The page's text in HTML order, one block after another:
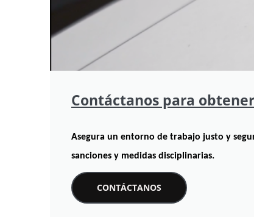
Contáctanos para
Asegura un entorno de trabajo justo y
sanciones y medidas disciplinarias.
CONTÁCTANOS